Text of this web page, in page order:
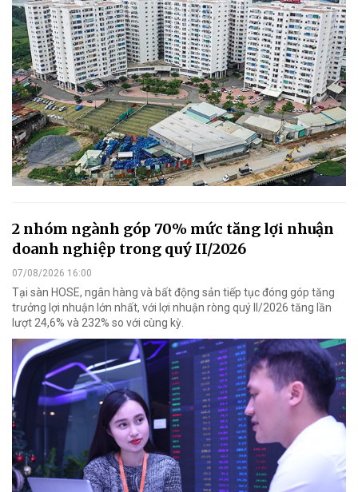
2 nhóm ngành góp 70% mức tăng lợi nhuận
doanh nghiệp trong quý II/2026
07/08/2026 16:00
Tại sàn HOSE, ngân hàng và bất động sản tiếp tục đóng góp tăng
trưởng lợi nhuận lớn nhất, với lợi nhuận ròng quý II/2026 tăng lần
lượt 24,6% và 232% so với cùng kỳ.